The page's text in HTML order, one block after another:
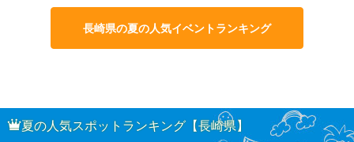
長崎県の夏の人気イベントランキング
夏の人気スポットランキング【長崎県】